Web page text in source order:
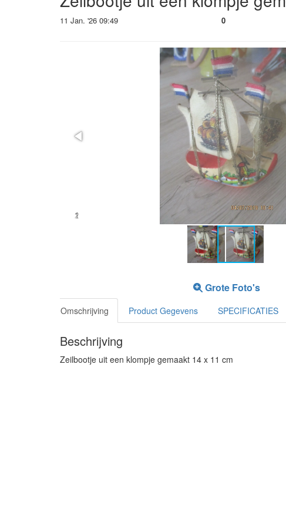
11 Jan. '26 09:49 0
2
Grote Foto's
Omschrijving Product Gegevens SPECIFICATIES
Beschrijving
Zeilbootje uit een klompje gemaakt 14 x 11 cm